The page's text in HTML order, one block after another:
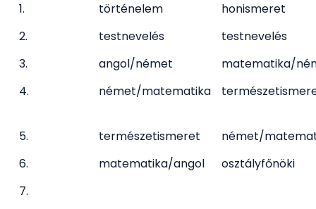
1.
történelem
honismeret
2.
testnevelés
testnevelés
3.
angol/német
matematika/
4.
német/matematika
5. természetismeret
német/
6.
matematika/angol
osztályfőnöki
7.